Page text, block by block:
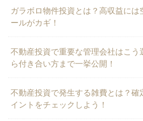
ガラボロ物件投資とは？高収益には
ールがカギ！
不動産投資で重要な管理会社はこう
ら付き合い方まで一挙公開！
不動産投資で発生する雑費とは？確
イントをチェックしよう！